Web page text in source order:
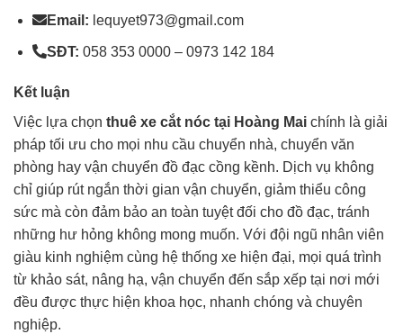
Email: lequyet973@gmail.com
SĐT: 058 353 0000 – 0973 142 184
Kết luận
Việc lựa chọn thuê xe cắt nóc tại Hoàng Mai chính là giải
pháp tối ưu cho mọi nhu cầu chuyển nhà, chuyển văn
phòng hay vận chuyển đồ đạc cồng kềnh. Dịch vụ không
chỉ giúp rút ngắn thời gian vận chuyển, giảm thiểu công
sức mà còn đảm bảo an toàn tuyệt đối cho đồ đạc, tránh
những hư hỏng không mong muốn. Với đội ngũ nhân viên
giàu kinh nghiệm cùng hệ thống xe hiện đại, mọi quá trình
từ khảo sát, nâng hạ, vận chuyển đến sắp xếp tại nơi mới
đều được thực hiện khoa học, nhanh chóng và chuyên
nghiệp.